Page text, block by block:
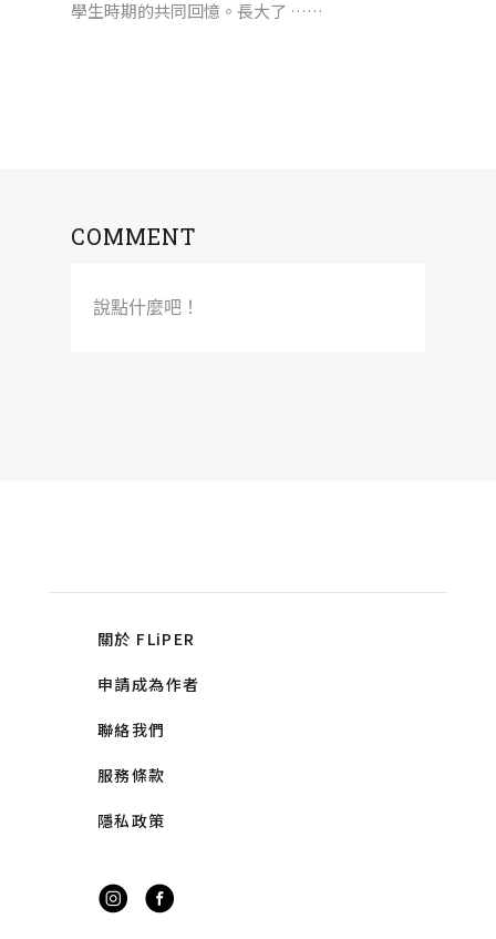
學生時期的共同回憶。長大了 ……
COMMENT
說點什麼吧！
關於 FLiPER
申請成為作者
聯絡我們
服務條款
隱私政策